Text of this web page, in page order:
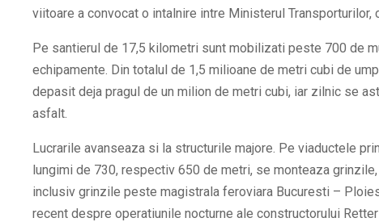
viitoare a convocat o intalnire intre Ministerul
Pe santierul de 17,5 kilometri sunt mobilizati peste 700 de
echipamente. Din totalul de 1,5 milioane de metri cubi de
depasit deja pragul de un milion de metri cubi, iar zilnic se
asfalt.
Lucrarile avanseaza si la structurile majore. Pe viaductele
lungimi de 730, respectiv 650 de metri, se monteaza
inclusiv grinzile peste magistrala feroviara Bucuresti –
recent despre operatiunile nocturne ale constructorului